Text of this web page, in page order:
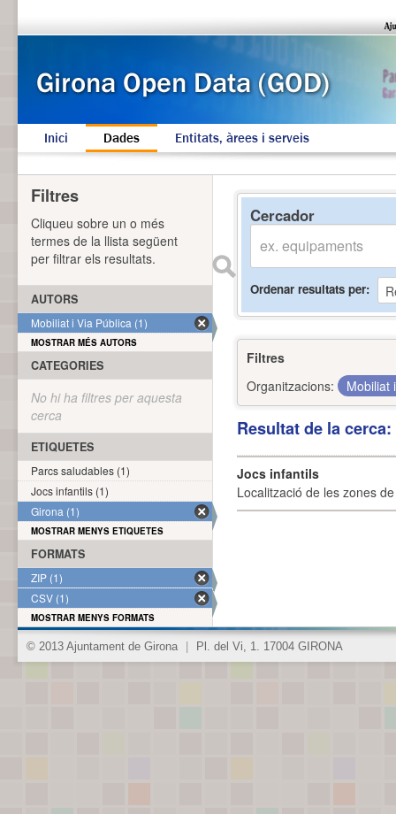
Inici Dades Entitats, àrees i serveis
Cercador
Ordenar resultats per
Filtres
Organitzacions:
Mobiliat
Resultat de la
Jocs infantils
Localització de les zones
Filtres
Cliqueu sobre un o més
termes de la llista següent
per filtrar els resultats.
AUTORS
Mobiliat i Via Pública (1)
MOSTRAR MÉS AUTORS
CATEGORIES
No hi ha filtres per aquesta
cerca
ETIQUETES
Parcs saludables (1)
Jocs infantils (1)
Girona (1)
MOSTRAR MENYS ETIQUETES
FORMATS
ZIP (1)
CSV (1)
MOSTRAR MENYS FORMATS
© 2013 Ajuntament de Girona Pl. del Vi, 1. 17004 GIRONA